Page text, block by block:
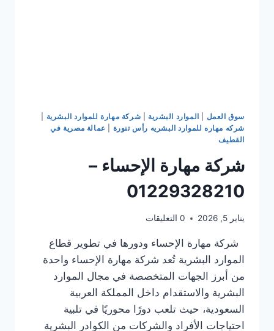
سوق العمل الموارد البشرية شركة مهارة للموارد البشرية
شركه مهاره للموارد البشريه رأس تنورة
عمالة مصرية في
القطيف
شركة مهارة الإحساء –
01229328210
يناير 5, 2026 0 التعليقات
شركة مهارة الإحساء ودورها في تطوير قطاع
الموارد البشرية تُعد شركة مهارة الإحساء واحدة
من أبرز الجهات المتخصصة في مجال الموارد
البشرية والاستقدام داخل المملكة العربية
السعودية، حيث تلعب دورًا محوريًا في تلبية
احتياجات الأفراد والشركات من الكوادر البشرية